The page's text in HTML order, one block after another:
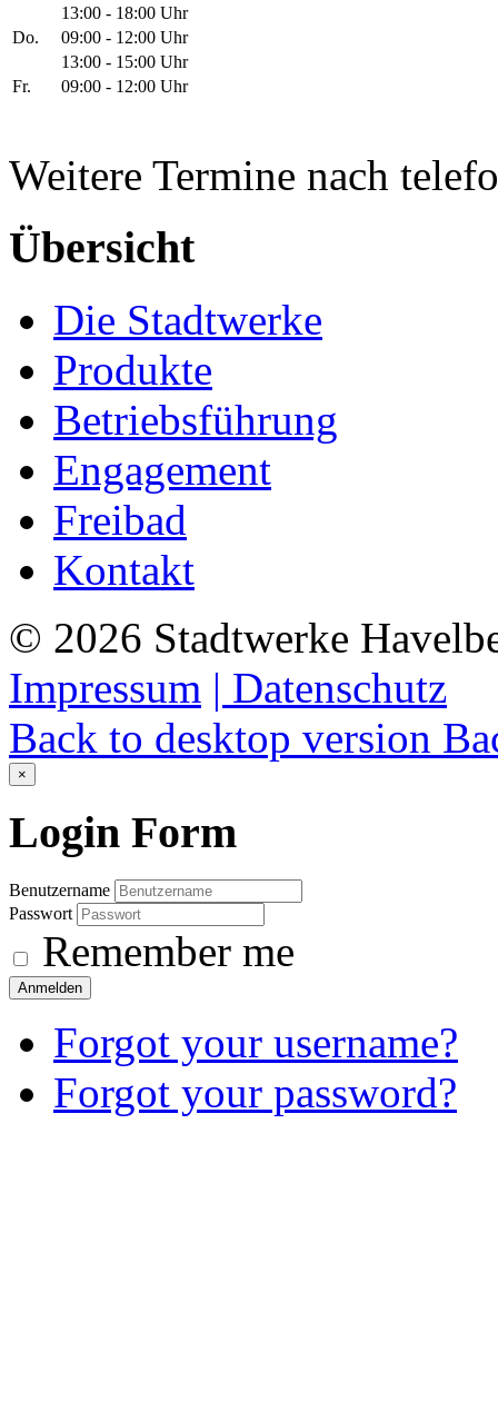
13:00 - 18:00 Uhr
Do.
09:00 - 12:00 Uhr
13:00 - 15:00 Uhr
Fr.
09:00 - 12:00 Uhr
Weitere Termine nach
Übersicht
Die Stadtwerke
Produkte
Betriebsführung
Engagement
Freibad
Kontakt
© 2026 Stadtwerke
Impressum | Datenschutz
Back to desktop version
×
Login Form
Benutzername
Passwort
Remember me
Anmelden
Forgot your username?
Forgot your password?